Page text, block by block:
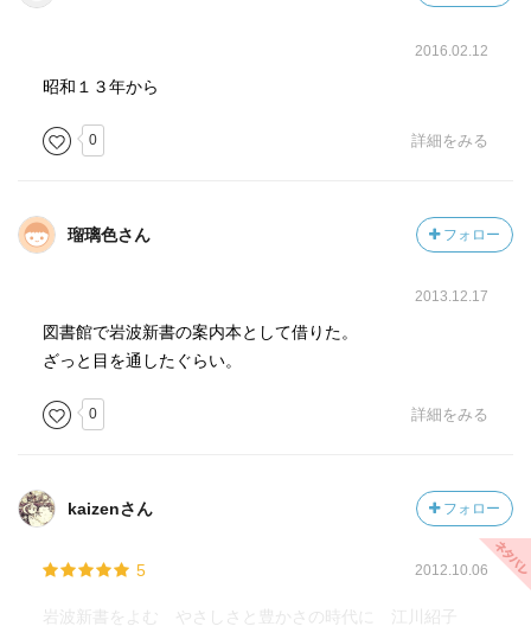
2016.02.12
昭和１３年から
0 詳細をみる
瑠璃色さん フォロー
2013.12.17
図書館で岩波新書の案内本として借りた。
ざっと目を通したぐらい。
0 詳細をみる
kaizenさん フォロー
5 2012.10.06
岩波新書をよむ やさしさと豊かさの時代に 江川紹子